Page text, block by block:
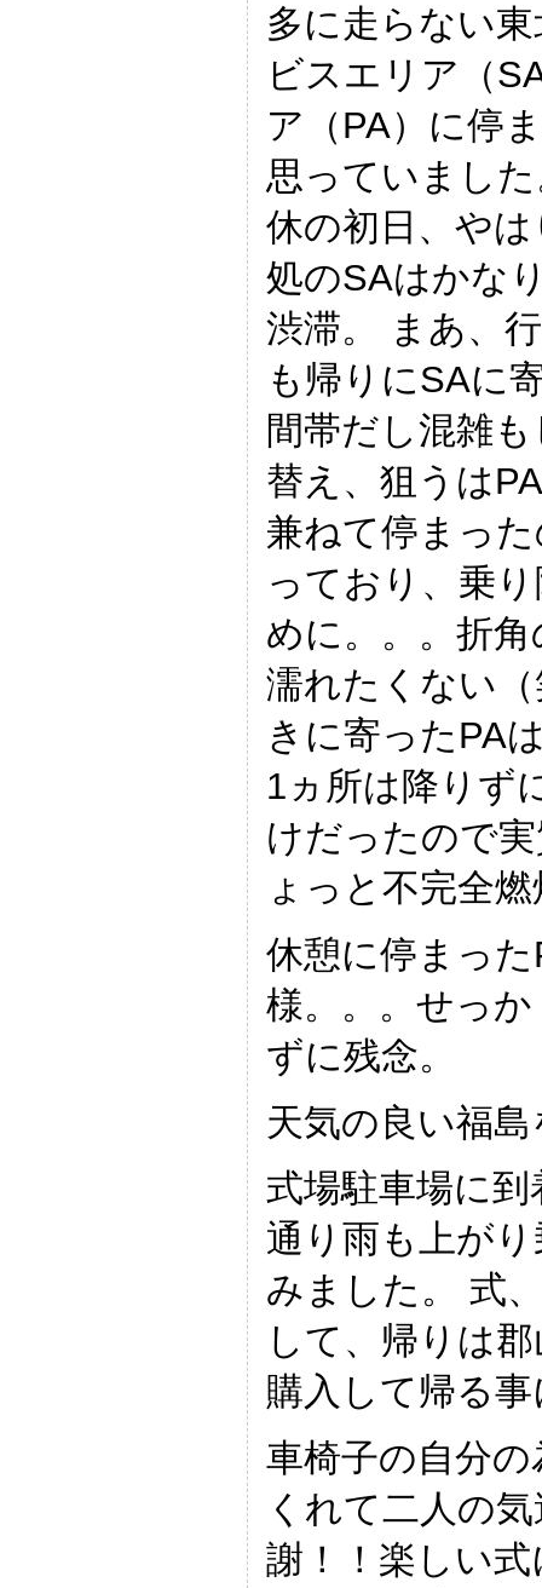
多に走らない
ビスエリア（
ア（PA）に停
思っていまし
休の初日、や
処のSAはかな
渋滞。 まあ、
も帰りにSAに
間帯だし混雑
替え、狙うは
兼ねて停まっ
っており、乗
めに。。。折
濡れたくない
きに寄ったPA
1ヵ所は降りず
けだったので
ょっと不完全
休憩に停まっ
様。。。せっ
ずに残念。
天気の良い福
式場駐車場に
通り雨も上が
みました。 式
して、帰りは
購入して帰る事
車椅子の自分
くれて二人の
謝！！楽しい